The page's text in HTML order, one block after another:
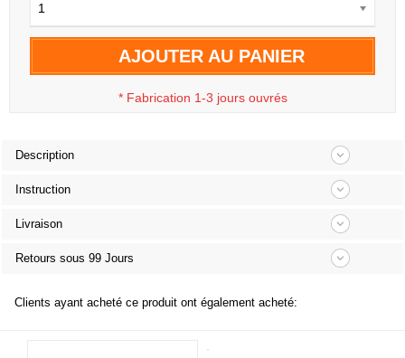
1
AJOUTER AU PANIER
* Fabrication 1-3 jours ouvrés
Description
Instruction
Livraison
Retours sous 99 Jours
Clients ayant acheté ce produit ont également acheté: